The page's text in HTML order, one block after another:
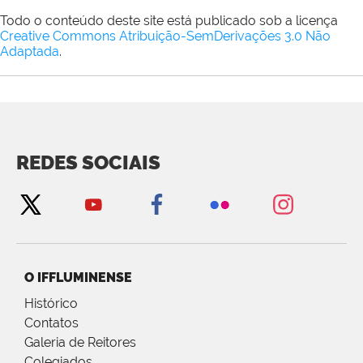
Todo o conteúdo deste site está publicado sob a licença
Creative Commons Atribuição-SemDerivações 3.0 Não
Adaptada.
REDES SOCIAIS
O IFFLUMINENSE
Histórico
Contatos
Galeria de Reitores